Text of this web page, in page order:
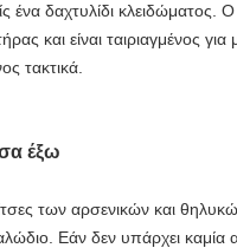
δαχτυλίδι κλειδώματος.
και είναι ταιριαγμένος
τακτικά.
έξω
των αρσενικών και
Εάν δεν υπάρχει καμία